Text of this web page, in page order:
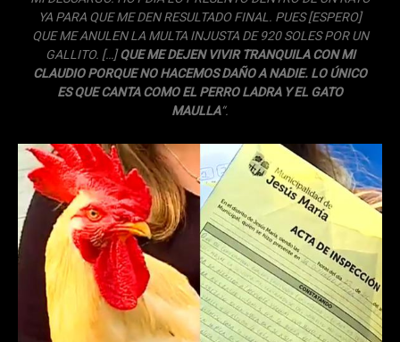
YA PARA QUE ME DEN RESULTADO FINAL. PUES [ESPERO]
QUE ME ANULEN LA MULTA INJUSTA DE 920 SOLES POR UN
GALLITO. […]QUE ME DEJEN VIVIR TRANQUILA CON MI
CLAUDIO PORQUE NO HACEMOS DAÑO A NADIE. LO ÚNICO
ES QUE CANTA COMO EL PERRO LADRA Y EL GATO
MAULLA“.